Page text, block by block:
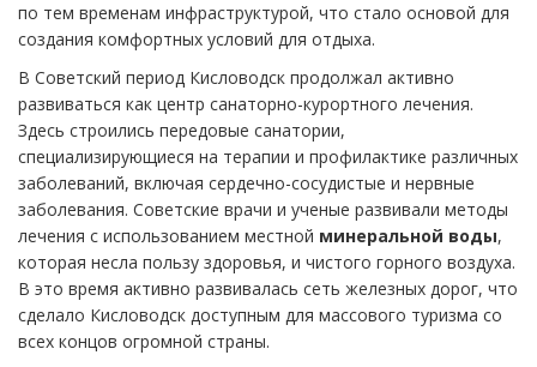
по тем временам инфраструктурой, что стало основой для
создания комфортных условий для отдыха.
В Советский период Кисловодск продолжал активно
развиваться как центр санаторно-курортного лечения.
Здесь строились передовые санатории,
специализирующиеся на терапии и профилактике различных
заболеваний, включая сердечно-сосудистые и нервные
заболевания. Советские врачи и ученые развивали методы
лечения с использованием местной минеральной воды,
которая несла пользу здоровья, и чистого горного воздуха.
В это время активно развивалась сеть железных дорог, что
сделало Кисловодск доступным для массового туризма со
всех концов огромной страны.